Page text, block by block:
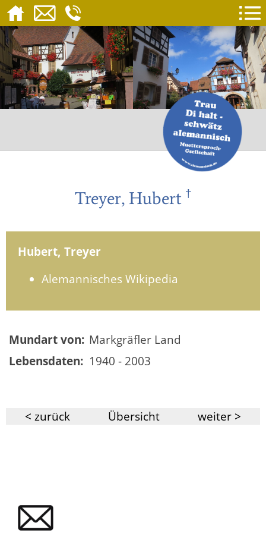
Treyer, Hubert †
Hubert, Treyer
Alemannisches Wikipedia
Mundart von: Markgräfler Land
Lebensdaten: 1940 - 2003
< zurück Übersicht weiter >